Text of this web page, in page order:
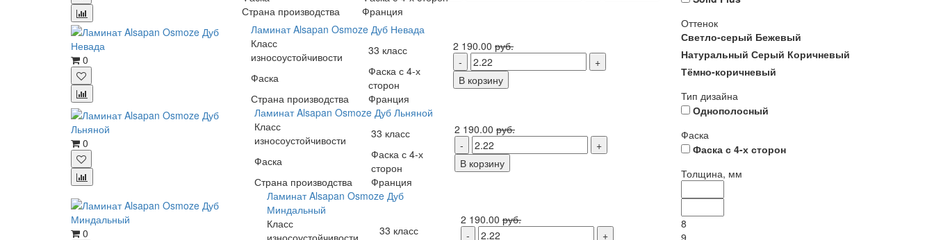
Оттенок
Светло-серый Бежевый
Натуральный Серый Коричневый
Тёмно-коричневый
Тип дизайна
Однополосный
Фаска
Фаска с 4-х сторон
Толщина, мм
8
9
Страна производства
Франция
0
Ламинат Alsapan Osmoze Дуб Невада
Класс
износоустойчивости
33 класс
Фаска
Фаска с 4-х
сторон
Страна производства
Франция
2 190.00 руб.
В корзину
0
Ламинат Alsapan Osmoze Дуб Льняной
Класс
износоустойчивости
33 класс
Фаска
Фаска с 4-х
сторон
Страна производства
Франция
2 190.00 руб.
В корзину
0
Ламинат Alsapan Osmoze Дуб
Миндальный
Класс
износоустойчивости
33 класс
2 190.00 руб.